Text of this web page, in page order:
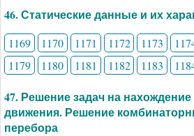
46. Статические данные и их
1169 1170 1171 1172 1173
1179
1180 1181 1182 1183
47. Решение задач на
движения. Решение
перебора